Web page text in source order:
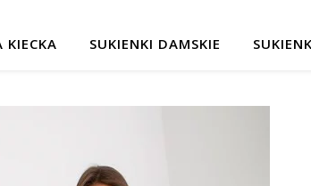
KIECKA SUKIENKI DAMSKIE